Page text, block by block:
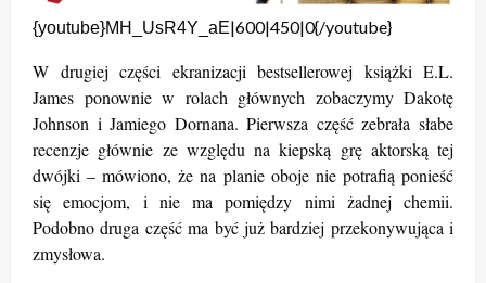
{youtube}MH_UsR4Y_aE|600|450|0{/youtube}
W drugiej części ekranizacji bestsellerowej książki E.L.
James ponownie w rolach głównych zobaczymy Dakotę
Johnson i Jamiego Dornana. Pierwsza część zebrała słabe
recenzje głównie ze względu na kiepską grę aktorską tej
dwójki – mówiono, że na planie oboje nie potrafią ponieść
się emocjom, i nie ma pomiędzy nimi żadnej chemii.
Podobno druga część ma być już bardziej przekonywująca i
zmysłowa.